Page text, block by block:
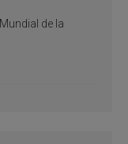
de la